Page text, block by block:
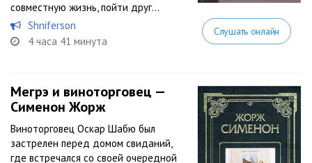
совместную жизнь, пойти друг...
Shniferson
4 часа 41 минута
Слушать онлайн
Мегрэ и виноторговец —
Сименон Жорж
Виноторговец Оскар Шабю был
застрелен перед домом свиданий,
где встречался со своей очередной